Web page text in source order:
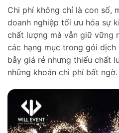
Chi phí không chỉ là con số,
doanh nghiệp tối ưu hóa sự
chất lượng mà vẫn giữ vững
các hạng mục trong gói
bẫy giá rẻ nhưng thiếu chất
những khoản chi phí bất ngờ.